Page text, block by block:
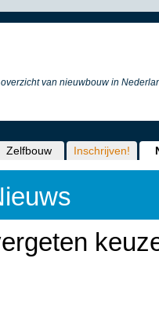
van nieuwbouw in
Zelfbouw Inschrijven!